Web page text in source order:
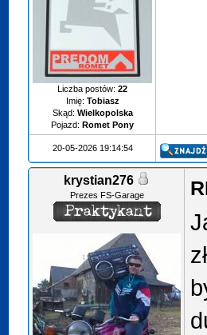
Liczba postów:22
Imię: Tobiasz
Skąd: Wielkopolska
Pojazd: Romet Pony
20-05-2026 19:14:54
krystian276
Prezes FS-Garage